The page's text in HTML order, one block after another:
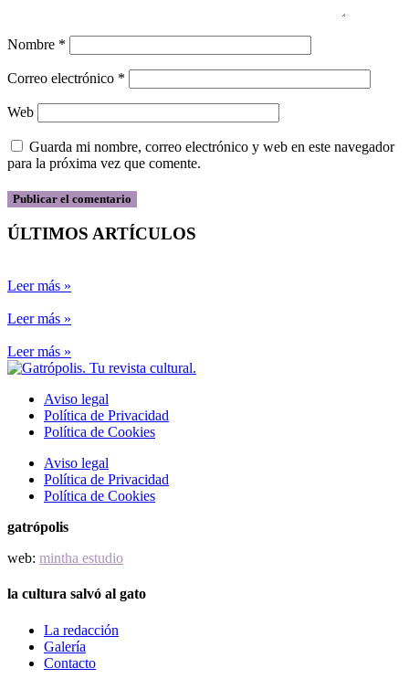
Nombre *
Correo electrónico *
Web
Guarda mi nombre, correo electrónico y web en este navegador
para la próxima vez que comente.
ÚLTIMOS ARTÍCULOS
Leer más »
Leer más »
Leer más »
Aviso legal
Política de Privacidad
Política de Cookies
Aviso legal
Política de Privacidad
Política de Cookies
gatrópolis
web: mintha estudio
la cultura salvó al gato
La redacción
Galería
Contacto